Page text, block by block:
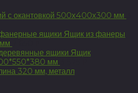
с окантовкой 500х400х300 мм
Ящик из фанеры
Ящик
мм
320 мм, металл